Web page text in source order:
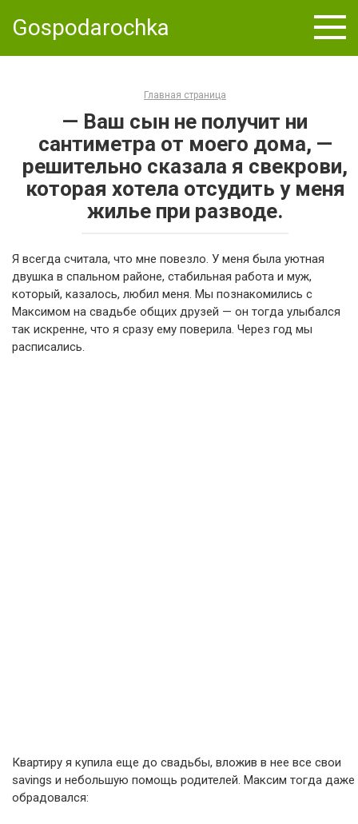
Gospodarochka
Главная страница
— Ваш сын не получит ни
сантиметра от моего дома, —
решительно сказала я свекрови,
которая хотела отсудить у меня
жилье при разводе.
Я всегда считала, что мне повезло. У меня была уютная
двушка в спальном районе, стабильная работа и муж,
который, казалось, любил меня. Мы познакомились с
Максимом на свадьбе общих друзей — он тогда улыбался
так искренне, что я сразу ему поверила. Через год мы
расписались.
Квартиру я купила еще до свадьбы, вложив в нее все свои
savings и небольшую помощь родителей. Максим тогда даже
обрадовался: